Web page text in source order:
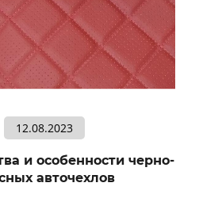
12.08.2023
и особенности черно-
авточехлов